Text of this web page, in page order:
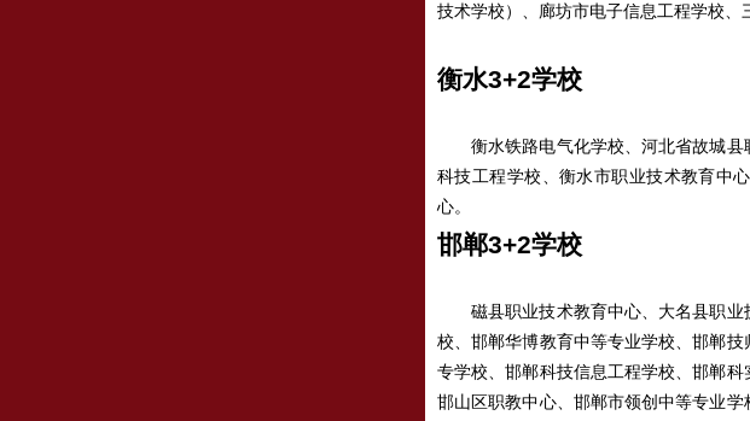
技术学校）、廊坊市电子信息工程学校、
衡水3+2学校
衡水铁路电气化学校、河北省故城县
科技工程学校、衡水市职业技术教育中
心。
邯郸3+2学校
磁县职业技术教育中心、大名县职业
校、邯郸华博教育中等专业学校、邯郸
专学校、邯郸科技信息工程学校、邯郸
邯山区职教中心、邯郸市领创中等专业